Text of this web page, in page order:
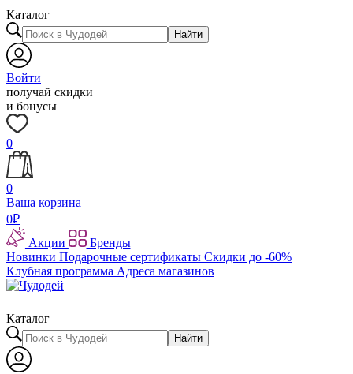
Каталог
Найти
Войти
получай скидки
и бонусы
0
0
Ваша корзина
0₽
Акции
Бренды
Новинки Подарочные сертификаты Скидки до -60%
Клубная программа Адреса магазинов
Каталог
Найти